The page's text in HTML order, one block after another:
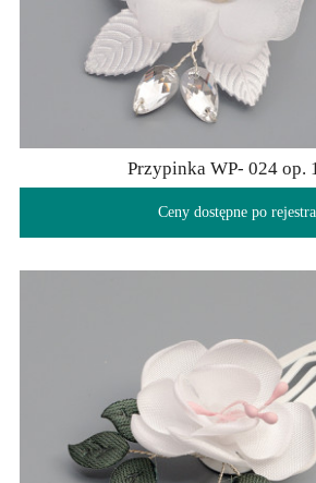
Przypinka WP- 024 op.
Ceny dostępne po